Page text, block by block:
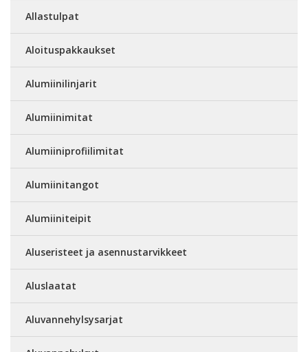
Allastulpat
Aloituspakkaukset
Alumiinilinjarit
Alumiinimitat
Alumiiniprofiilimitat
Alumiinitangot
Alumiiniteipit
Aluseristeet ja asennustarvikkeet
Aluslaatat
Aluvannehylsysarjat